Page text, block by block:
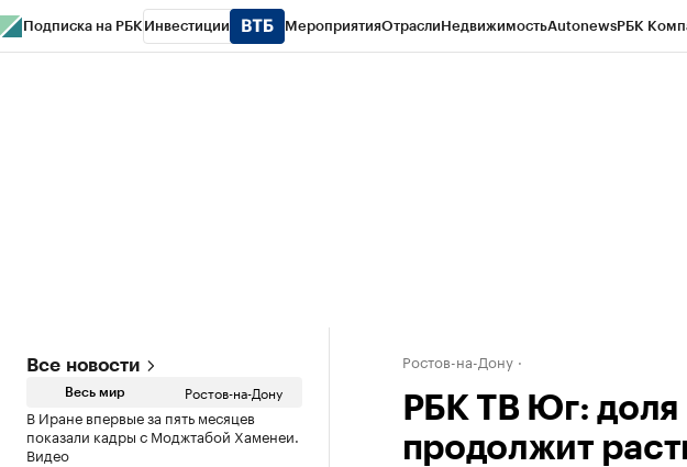
Подписка на РБК Инвестиции МероприятияОтраслиНедвижимостьAutonewsРБК
Все новости
Весь мир Ростов-на-Дону
В Иране впервые за пять месяцев
показали кадры с Моджтабой Хаменеи.
Видео
Ростов-на-Дону
РБК ТВ Юг:
продолжит